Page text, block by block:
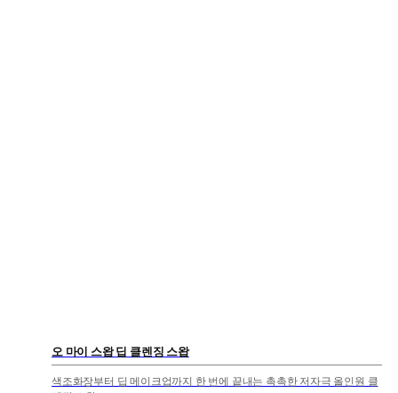
오 마이 스왑 딥 클렌징 스왑
색조화장부터 딥 메이크업까지 한 번에 끝내는 촉촉한 저자극 올인원 클